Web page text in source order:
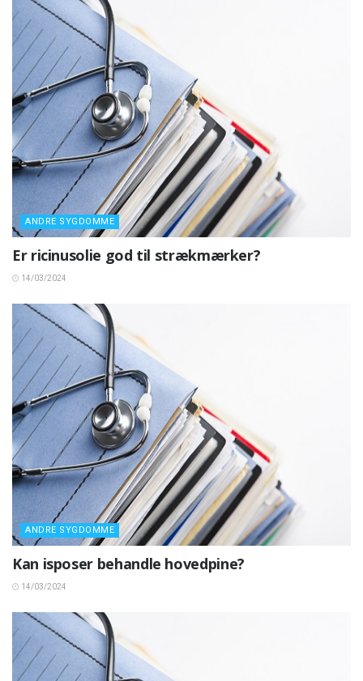
ANDRE SYGDOMME
Er ricinusolie god til strækmærker?
14/03/2024
ANDRE SYGDOMME
Kan isposer behandle hovedpine?
14/03/2024